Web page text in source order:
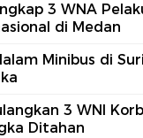
3 WNA
di Medan
Minibus di
3 WNI
Ditahan